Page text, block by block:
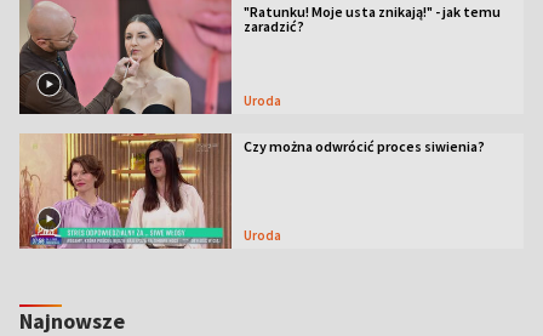
"Ratunku! Moje usta znikają!" - jak temu
zaradzić?
Uroda
Czy można odwrócić proces siwienia?
Uroda
Najnowsze